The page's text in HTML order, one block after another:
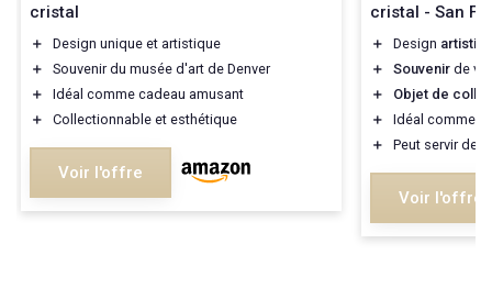
cristal
＋
Design unique et artistique
＋
Souvenir du musée d'art de Denver
＋
Idéal comme cadeau amusant
＋
Collectionnable et esthétique
Voir l'offre
cristal - San
＋ Design
＋
Souvenir de
＋
Objet de
＋
Idéal comme
＋
Peut servir de
Voir l'offre